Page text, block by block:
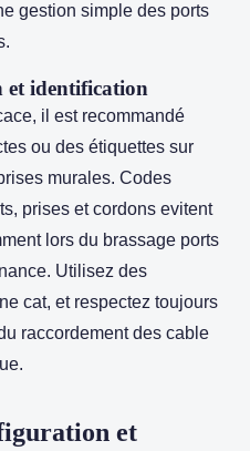
gestion simple des ports
et identification
il est recommandé
ou des étiquettes sur
murales. Codes
prises et cordons evitent
lors du brassage ports
Utilisez des
cat, et respectez toujours
raccordement des cable
et